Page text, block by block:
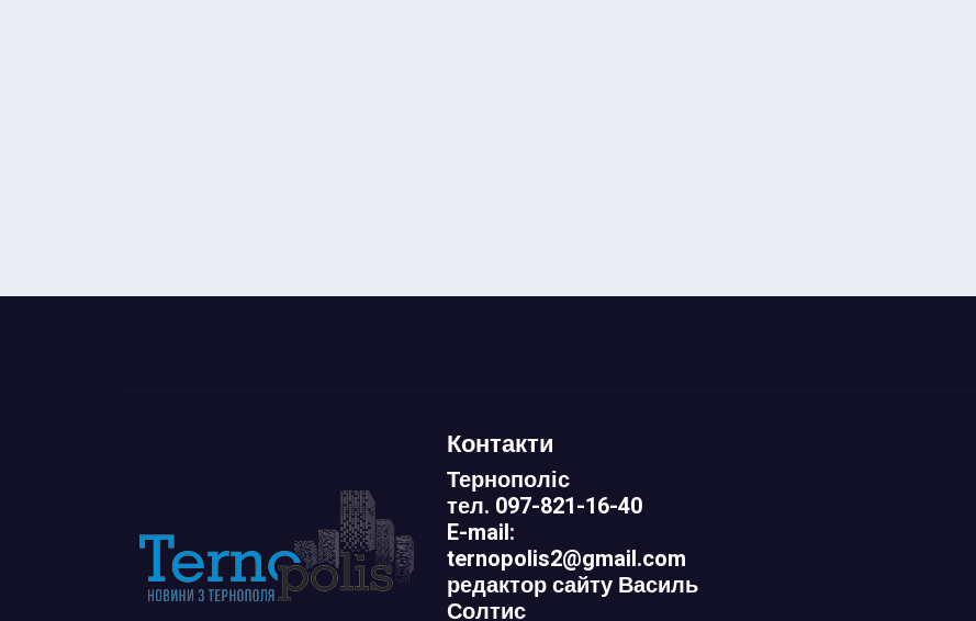
Контакти
Тернополіс
тел. 097-821-16-40
E-mail:
ternopolis2@gmail.com
редактор сайту Василь
Солтис